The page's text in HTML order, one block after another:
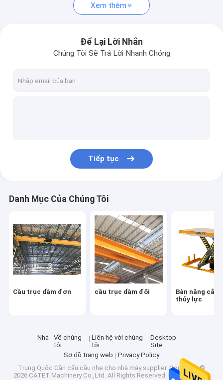
Xem thêm
Để Lại Lời Nhắn
Chúng Tôi Sẽ Trả Lời Nhanh Chóng
Tiếp tục
Danh Mục Của Chúng Tôi
Cầu trục dầm đơn cầu trục dầm đôi
Bàn nâng cắt
thủy lực
Nhà
Về chúng
tôi
Liên hệ với chúng
tôi
Desktop
Site
Sơ đồ trang web
Privacy Policy
Trung Quốc Cần cẩu cầu nhẹ cho nhà máy supplier.Copyright ©
2026 CATET Machinery Co.,Ltd. All Rights Reserved. Developed by